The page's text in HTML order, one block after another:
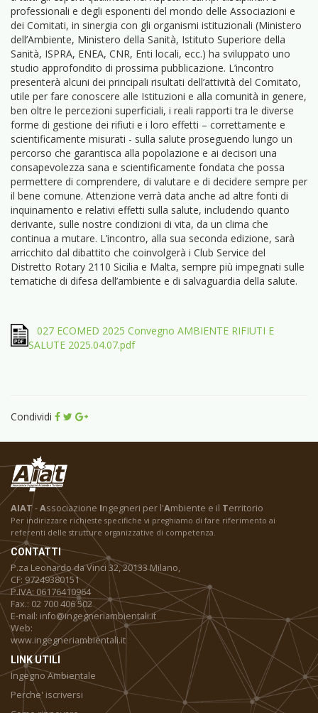
professionali e degli esponenti del mondo delle Associazioni e
dei Comitati, in sinergia con gli organismi istituzionali (Ministero
dell’Ambiente, Ministero della Sanità, Istituto Superiore della
Sanità, ISPRA, ENEA, CNR, Enti locali, ecc.) ha sviluppato uno
studio approfondito di prossima pubblicazione. L’incontro
presenterà alcuni dei principali risultati dell’attività del Comitato,
utile per fare conoscere alle Istituzioni e alla comunità in genere,
ben oltre le percezioni superficiali, i reali rapporti tra le diverse
forme di gestione dei rifiuti e i loro effetti – correttamente e
scientificamente misurati - sulla salute proseguendo lungo un
percorso che garantisca alla popolazione e ai decisori una
consapevolezza sana e scientificamente fondata che possa
permettere di comprendere, di valutare e di decidere sempre per
il bene comune. Attenzione verrà data anche ad altre fonti di
inquinamento e relativi effetti sulla salute, includendo quanto
derivante, sulle nostre condizioni di vita, da un clima che
continua a mutare. L’incontro, alla sua seconda edizione, sarà
arricchito dal dibattito che coinvolgerà i Club Service del
Distretto Rotary 2110 Sicilia e Malta, sempre più impegnati sulle
tematiche di difesa dell’ambiente e di salvaguardia della salute.
027 ECOMED 2025 Convegno AMBIENTE RIFIUTI E
SALUTE 2025.04.07.pdf
Condividi
AIAT-Associazione Ingegneri per l'Ambiente e il Territorio
Per indirizzare richieste specifiche vi preghiamo di fare riferimento ai
referenti delle strutture organizzative di competenza.
CONTATTI
P.za Leonardo da Vinci 32, 20133 Milano,
CF: 97249380151
P.IVA: 06176410964
Fax.: 02 700 406 502
E-mail: info@ingegneriambientali.it
Web:
www.ingegneriambientali.it
LINK UTILI
Ingegno Ambientale
Perche' iscriversi